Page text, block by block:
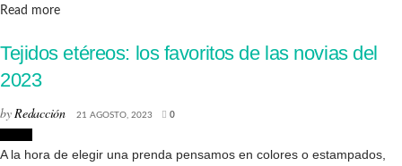
Read moreDetails
Tejidos etéreos: los favoritos de las novias del
2023
byRedacción 21 AGOSTO, 2023 0
A la hora de elegir una prenda pensamos en colores o estampados,